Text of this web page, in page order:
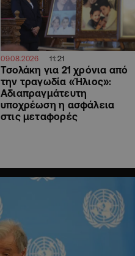
09.08.2026 11:21
Τσολάκη για 21 χρόνια από
την τραγωδία «Ήλιος»:
Αδιαπραγμάτευτη
υποχρέωση η ασφάλεια
στις μεταφορές